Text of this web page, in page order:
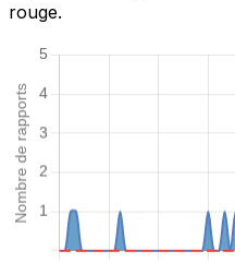
rouge.